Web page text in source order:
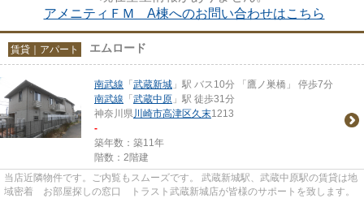
アメニティＦＭ A棟へのお問い合わせはこちら
賃貸｜アパート エムロード
南武線 「武蔵新城 」駅 バス10分 「鷹ノ巣橋」 停歩7分
南武線 「武蔵中原 」駅 徒歩31分
神奈川県川崎市高津区久末1213
-
築年数：築11年
階数：2階建
当店近隣物件です。ご内覧もスムーズです。 武蔵新城駅、武蔵中原駅の賃貸は地
域密着 お部屋探しの窓口 トラスト武蔵新城店が皆様のサポートを致します。